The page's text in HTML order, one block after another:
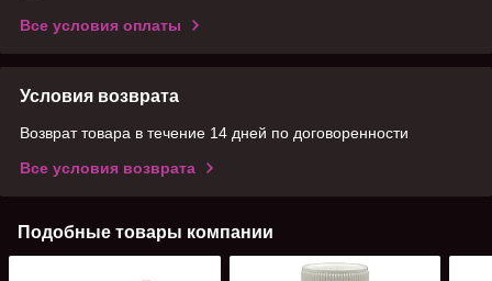
Все условия оплаты
Условия возврата
Возврат товара в течение 14 дней по договоренности
Все условия возврата
Подобные товары компании